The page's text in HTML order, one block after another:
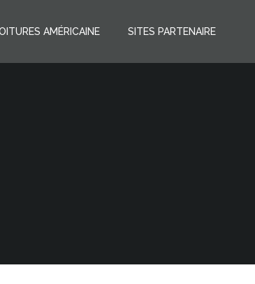
AMÉRICAINE SITES PARTENAIRE